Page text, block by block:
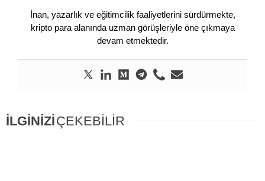
İnan, yazarlık ve eğitimcilik faaliyetlerini sürdürmekte,
kripto para alanında uzman görüşleriyle öne çıkmaya
devam etmektedir.
İLGİNİZİÇEKEBİLİR